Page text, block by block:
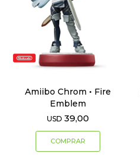
Amiibo Chrom • Fire
Emblem
USD 39,00